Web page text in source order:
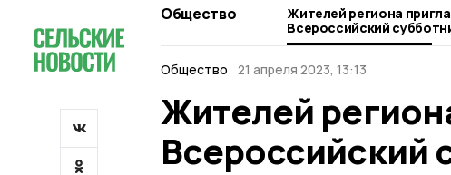
Общество
Жителей региона
Всероссийский
Общество
21 апреля 2023, 13:13
Жителей
Всероссийский